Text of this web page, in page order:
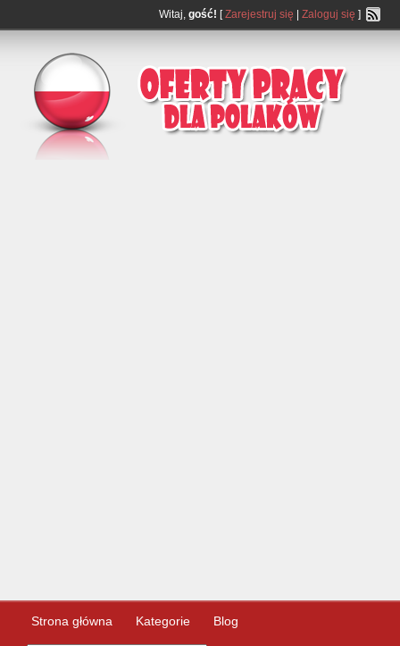
Witaj, gość! [Zarejestruj się Zaloguj się ]
Strona główna Kategorie Blog